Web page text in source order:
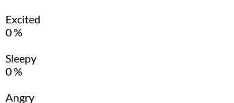
Excited
0%
Sleepy
0%
Angry